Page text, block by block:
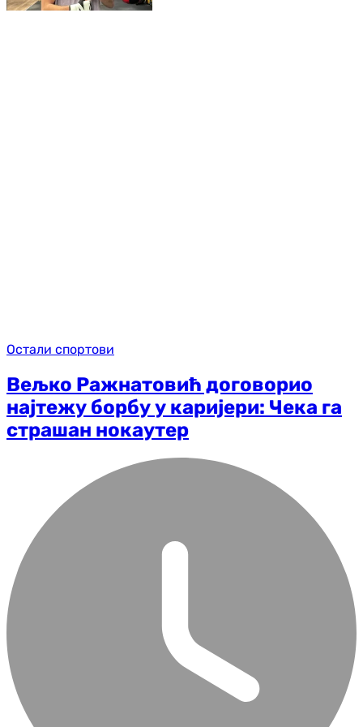
Остали спортови
Вељко Ражнатовић договорио
најтежу борбу у каријери: Чека га
страшан нокаутер